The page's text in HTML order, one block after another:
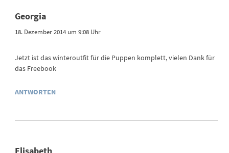
Georgia
18. Dezember 2014 um 9:08 Uhr
Jetzt ist das winteroutfit für die Puppen komplett, vielen Dank für
das Freebook
ANTWORTEN
Elisabeth